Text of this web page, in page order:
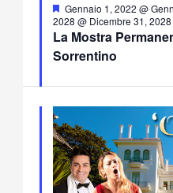
La Mostra
Sorrentino
Segnalati
Gennaio 1, 2022 @
2028 @ Dicembre 31, 2028